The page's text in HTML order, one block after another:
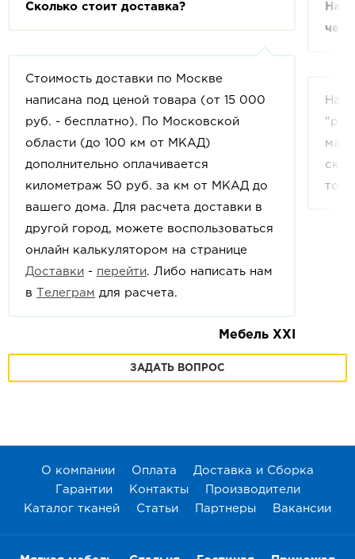
Сколько стоит доставка?
Стоимость доставки по Москве
написана под ценой товара (от 15 000
руб. - бесплатно). По Московской
области (до 100 км от МКАД)
дополнительно оплачивается
километраж 50 руб. за км от МКАД до
вашего дома. Для расчета доставки в
другой город, можете воспользоваться
онлайн калькулятором на странице
Доставки - перейти. Либо написать нам
в Телеграм для расчета.
Мебель XXI
На
чем
На
ЗАДАТЬ ВОПРОС
О компании Оплата
Доставка и Сборка
Гарантии
Контакты
Производители
Каталог тканей
Статьи Партнеры Вакансии